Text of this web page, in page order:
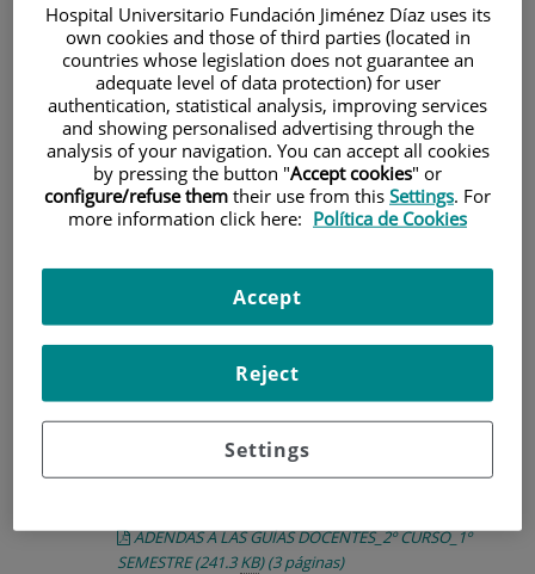
ENFERMERÍA
ACCESO A GUIAS DOCENTES
GUÍAS DOCENTES 2020-2021
GUÍAS DOCENTES SEGUNDO CURSO
GUÍAS DOCENTES
SEGUNDO CURSO
Psicología del Cuidado 20-21(246.3KB)(8 páginas)
(9 páginas)
Enfermería del Adulto I 20-21(327.6KB)(10 páginas)
ADENDAS A LAS GUÍAS DOCENTES_2º CURSO_1º
SEMESTRE(241.3KB)(3 páginas)
Hospital Universitario Fundación Jiménez Díaz uses its
own cookies and those of third parties (located in
countries whose legislation does not guarantee an
adequate level of data protection) for user
authentication, statistical analysis, improving services
and showing personalised advertising through the
analysis of your navigation. You can accept all cookies
by pressing the button "Accept cookies" or
configure/refuse them their use from this Settings. For
more information click here: Política de Cookies
Settings
Reject
Accept